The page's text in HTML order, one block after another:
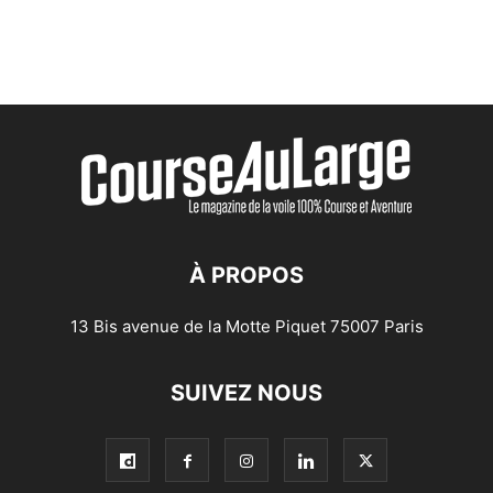
À PROPOS
13 Bis avenue de la Motte Piquet 75007 Paris
SUIVEZ NOUS